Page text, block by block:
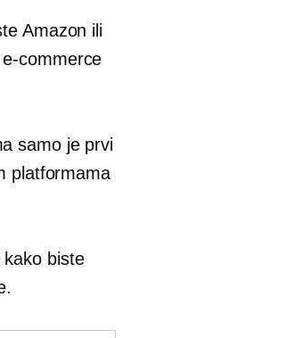
Amazon ili
e-commerce
samo je prvi
platformama
biste